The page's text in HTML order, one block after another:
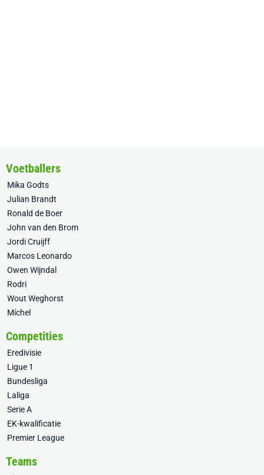
Voetballers
Mika Godts
Julian Brandt
Ronald de Boer
John van den Brom
Jordi Cruijff
Marcos Leonardo
Owen Wijndal
Rodri
Wout Weghorst
Míchel
Competities
Eredivisie
Ligue 1
Bundesliga
Laliga
Serie A
EK-kwalificatie
Premier League
Teams